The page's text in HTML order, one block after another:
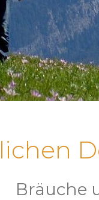
Bräuche